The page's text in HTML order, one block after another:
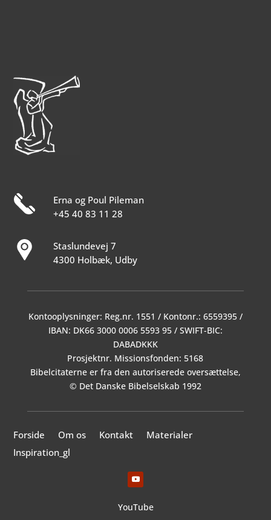
Erna og Poul Pileman
+45 40 83 11 28
Staslundevej 7
4300 Holbæk, Udby
Kontooplysninger: Reg.nr. 1551 / Kontonr.: 6559395 /
IBAN: DK66 3000 0006 5593 95 / SWIFT-BIC:
DABADKKK
Prosjektnr. Missionsfonden: 5168
Bibelcitaterne er fra den autoriserede oversættelse,
© Det Danske Bibelselskab 1992
Forside Om os Kontakt
Materialer
Inspiration_gl
YouTube